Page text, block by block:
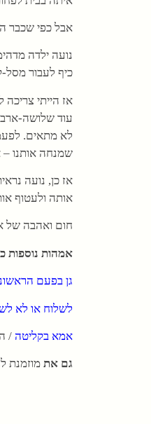
אבל כפי שכבר
נועה ילדה
כיף לעבור
אז הייתי
עוד שלושה-
לא מתאים.
שמנחה אותנו –
אז כן, נועה
אותה ולעטוף
חום ואהבה של
אמהות נוספות
גן בפעם
לשלוח או לא
אמא בקליטה /
גם את מוזמנת